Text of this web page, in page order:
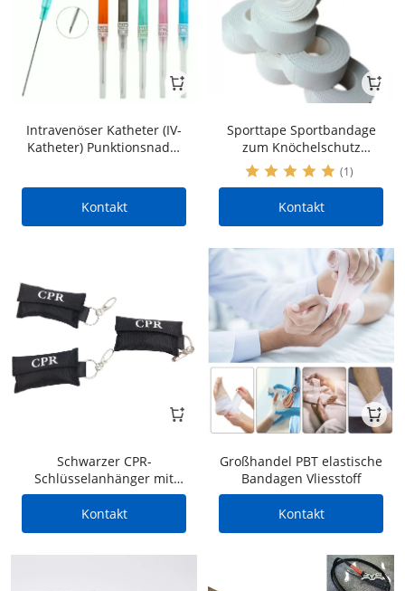
Intravenöser Katheter (IV-
Katheter) Punktionsnadel
Kontakt
Sporttape Sportbandage
zum Knöchelschutz
Selbstklebendes
elastisches Hauttape
(1)
Kontakt
Schwarzer CPR-
Schlüsselanhänger mit
Gesichtsschutz und
Handschuhen
Kontakt
Großhandel PBT elastische
Bandagen Vliesstoff
Kontakt